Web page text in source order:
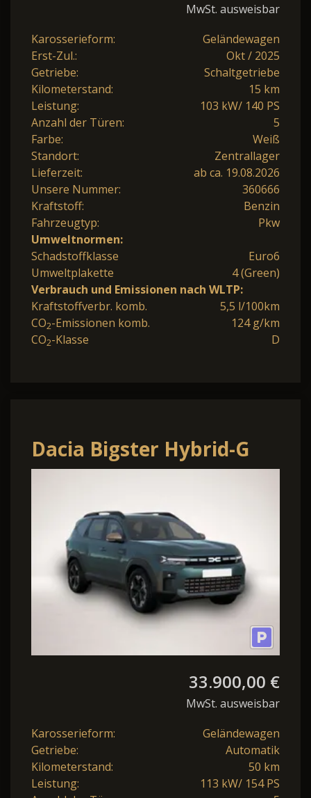
MwSt. ausweisbar
Karosserieform:
Geländewagen
Erst-Zul.:
Okt / 2025
Getriebe:
Schaltgetriebe
Kilometerstand:
15 km
Leistung:
103 kW/ 140 PS
Anzahl der Türen:
5
Farbe:
Weiß
Standort:
Zentrallager
Lieferzeit:
ab ca. 19.08.2026
Unsere Nummer:
360666
Kraftstoff:
Benzin
Fahrzeugtyp:
Pkw
Umweltnormen:
Schadstoffklasse
Euro6
Umweltplakette
4 (Green)
Verbrauch und Emissionen nach WLTP:
Kraftstoffverbr. komb.
5,5 l/100km
CO2-Emissionen komb.
124 g/km
CO2-Klasse D
Dacia Bigster Hybrid-G
150PS 4x4 6-Gang-DCT
33.900,00 €
MwSt. ausweisbar
Karosserieform:
Geländewagen
Getriebe:
Automatik
Kilometerstand:
50 km
Leistung:
113 kW/ 154 PS